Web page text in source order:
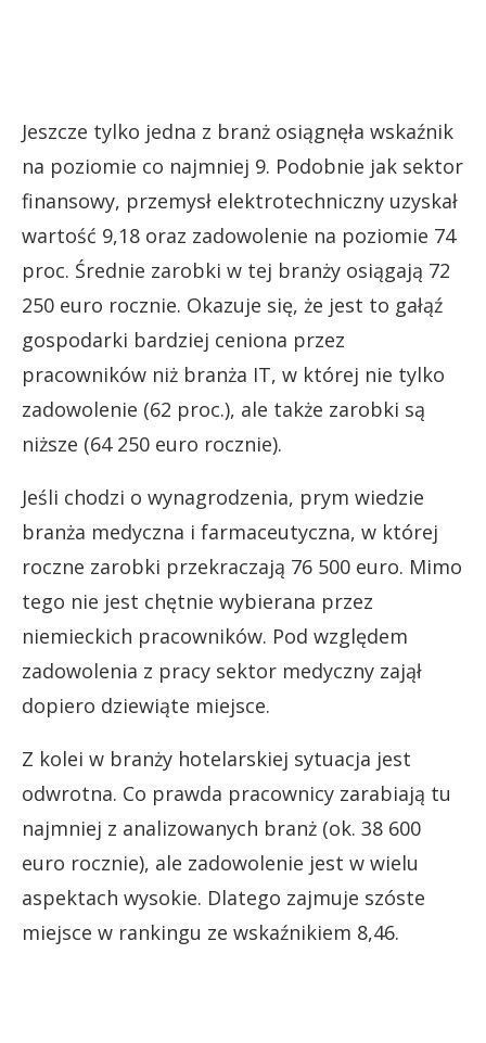
Jeszcze tylko jedna z branż osiągnęła wskaźnik
na poziomie co najmniej 9. Podobnie jak sektor
finansowy, przemysł elektrotechniczny uzyskał
wartość 9,18 oraz zadowolenie na poziomie 74
proc. Średnie zarobki w tej branży osiągają 72
250 euro rocznie. Okazuje się, że jest to gałąź
gospodarki bardziej ceniona przez
pracowników niż branża IT, w której nie tylko
zadowolenie (62 proc.), ale także zarobki są
niższe (64 250 euro rocznie).
Jeśli chodzi o wynagrodzenia, prym wiedzie
branża medyczna i farmaceutyczna, w której
roczne zarobki przekraczają 76 500 euro. Mimo
tego nie jest chętnie wybierana przez
niemieckich pracowników. Pod względem
zadowolenia z pracy sektor medyczny zajął
dopiero dziewiąte miejsce.
Z kolei w branży hotelarskiej sytuacja jest
odwrotna. Co prawda pracownicy zarabiają tu
najmniej z analizowanych branż (ok. 38 600
euro rocznie), ale zadowolenie jest w wielu
aspektach wysokie. Dlatego zajmuje szóste
miejsce w rankingu ze wskaźnikiem 8,46.